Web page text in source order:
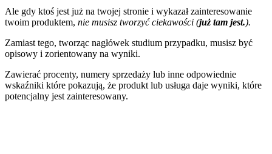
Ale gdy ktoś jest już na twojej stronie i wykazał zainteresowanie
twoim produktem, nie musisz tworzyć ciekawości (już tam jest.).
Zamiast tego, tworząc nagłówek studium przypadku, musisz być
opisowy i zorientowany na wyniki.
Zawierać procenty, numery sprzedaży lub inne odpowiednie
wskaźniki które pokazują, że produkt lub usługa daje wyniki, które
potencjalny jest zainteresowany.